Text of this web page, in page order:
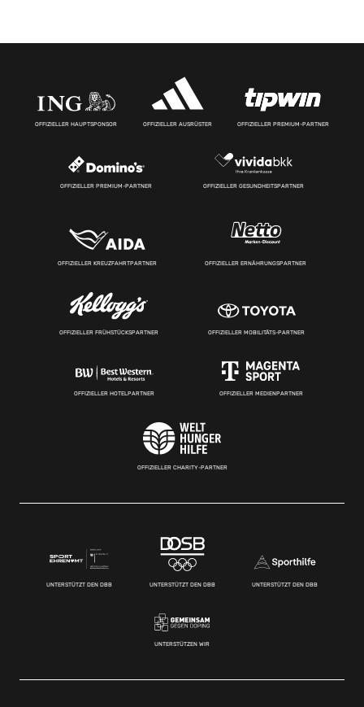
OFFIZIELLER HAUPTSPONSOR OFFIZIELLER AUSRÜSTER OFFIZIELLER PREMIUM-PARTNER
OFFIZIELLER PREMIUM-PARTNER OFFIZIELLER GESUNDHEITSPARTNER
OFFIZIELLER KREUZFAHRTPARTNER OFFIZIELLER ERNÄHRUNGSPARTNER
OFFIZIELLER FRÜHSTÜCKSPARTNER OFFIZIELLER MOBILITÄTS-PARTNER
OFFIZIELLER HOTELPARTNER OFFIZIELLER MEDIENPARTNER
OFFIZIELLER CHARITY-PARTNER
UNTERSTÜTZT DEN DBB UNTERSTÜTZT DEN DBB UNTERSTÜTZT DEN DBB
UNTERSTÜTZEN WIR